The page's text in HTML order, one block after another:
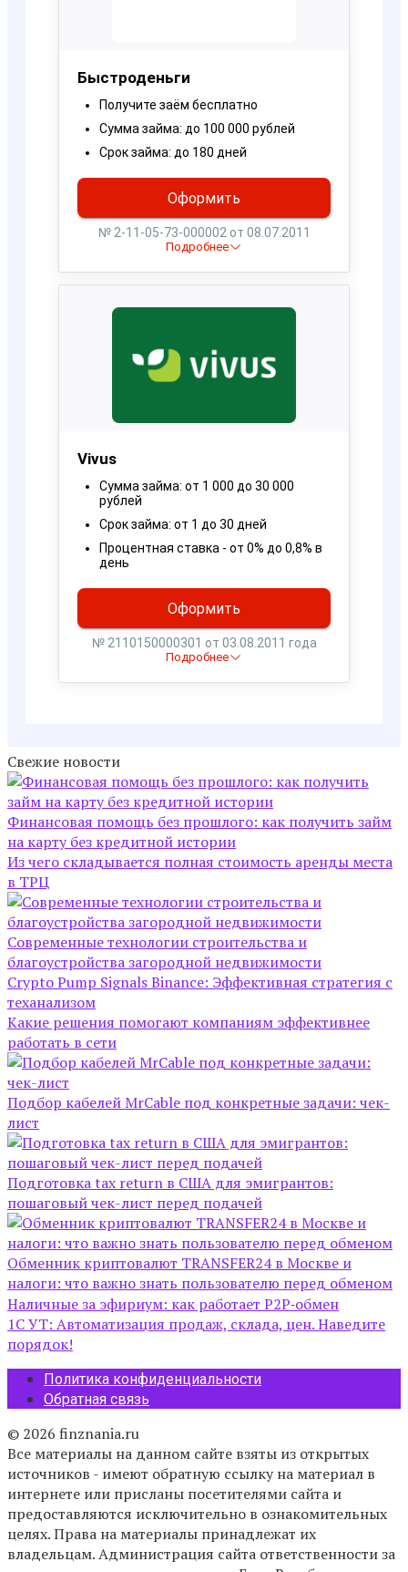
Свежие новости
Финансовая помощь без прошлого: как получить займ
на карту без кредитной истории
Из чего складывается полная стоимость аренды места
в ТРЦ
Современные технологии строительства и
благоустройства загородной недвижимости
Crypto Pump Signals Binance: Эффективная стратегия с
теханализом
Какие решения помогают компаниям эффективнее
работать в сети
Подбор кабелей MrCable под конкретные задачи: чек-
лист
Подготовка tax return в США для эмигрантов:
пошаговый чек-лист перед подачей
Обменник криптовалют TRANSFER24 в Москве и
налоги: что важно знать пользователю перед обменом
Наличные за эфириум: как работает P2P‑обмен
1С УТ: Автоматизация продаж, склада, цен. Наведите
порядок!
Политика конфиденциальности
Обратная связь
© 2026 finznania.ru
Все материалы на данном сайте взяты из открытых
источников - имеют обратную ссылку на материал в
интернете или присланы посетителями сайта и
предоставляются исключительно в ознакомительных
целях. Права на материалы принадлежат их
владельцам. Администрация сайта ответственности за